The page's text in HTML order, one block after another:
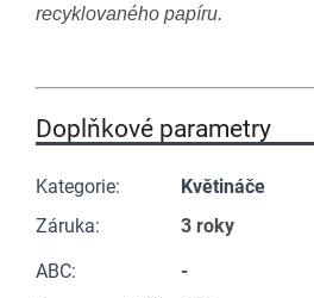
recyklovaného papíru.
Doplňkové parametry
Kategorie:
Květináče
Záruka:
3 roky
ABC:
-